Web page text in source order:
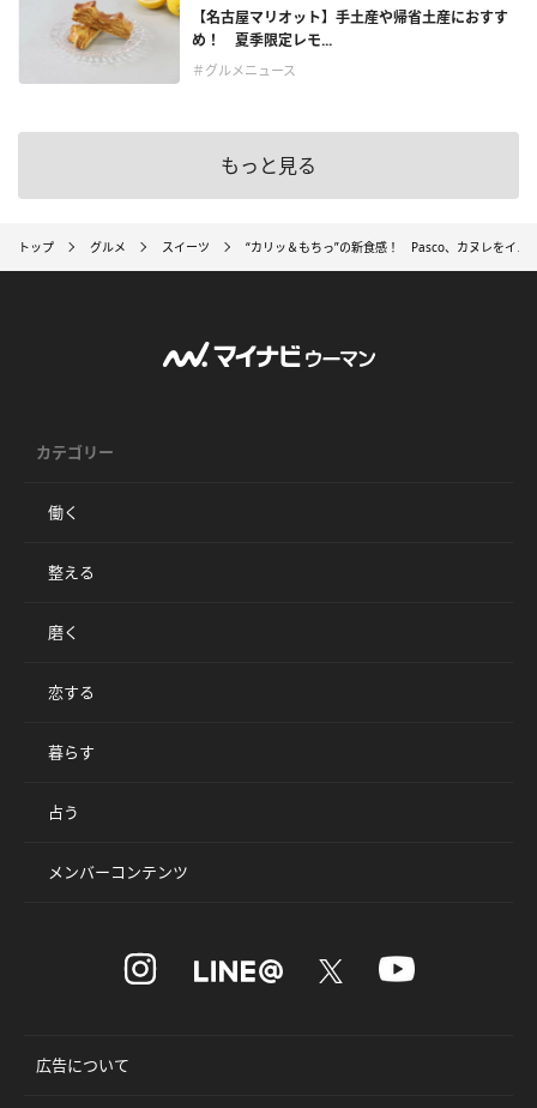
【名古屋マリオット】手土産や帰省土産におすす
め！ 夏季限定レモ...
＃グルメニュース
もっと見る
トップ グルメ スイーツ “カリッ＆もちっ”の新食感！ Pasco、カヌレをイメ
カテゴリー
働く
整える
磨く
恋する
暮らす
占う
メンバーコンテンツ
広告について